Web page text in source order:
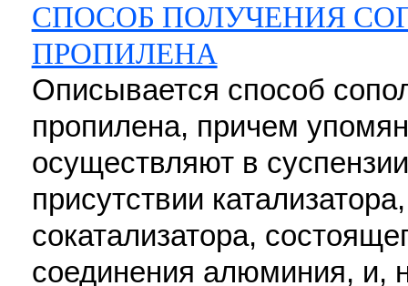
СПОСОБ ПОЛУЧЕНИЯ
ПРОПИЛЕНА
Описывается способ
пропилена, причем
осуществляют в
присутствии
сокатализатора,
соединения алюминия, и,